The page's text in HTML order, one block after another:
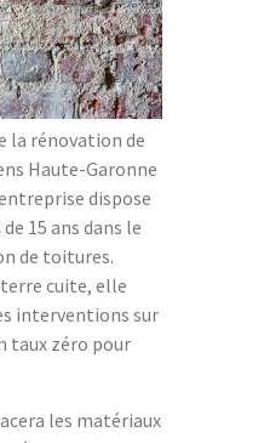
la rénovation de
Haute-Garonne
dispose
15 ans dans le
de toitures.
cuite, elle
interventions sur
taux zéro pour
les matériaux